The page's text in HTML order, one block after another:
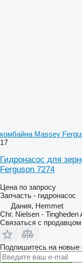
комбайна Massey
17
Гидронасос для
Ferguson 7274
Цена по запросу
Запчасть - гидронасос
Дания, Hemmet
Chr. Nielsen - Tingheden
Связаться с продавцом
Подпишитесь на новые